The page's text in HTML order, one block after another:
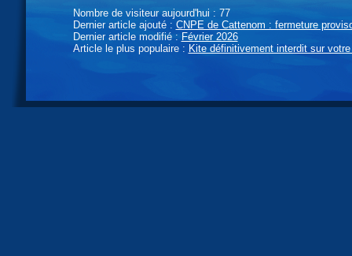
Nombre de visiteur aujourd'hui : 77
Dernier article ajouté : CNPE de Cattenom : fermeture
Dernier article modifié : Février 2026
Article le plus populaire : Kite définitivement interdit sur